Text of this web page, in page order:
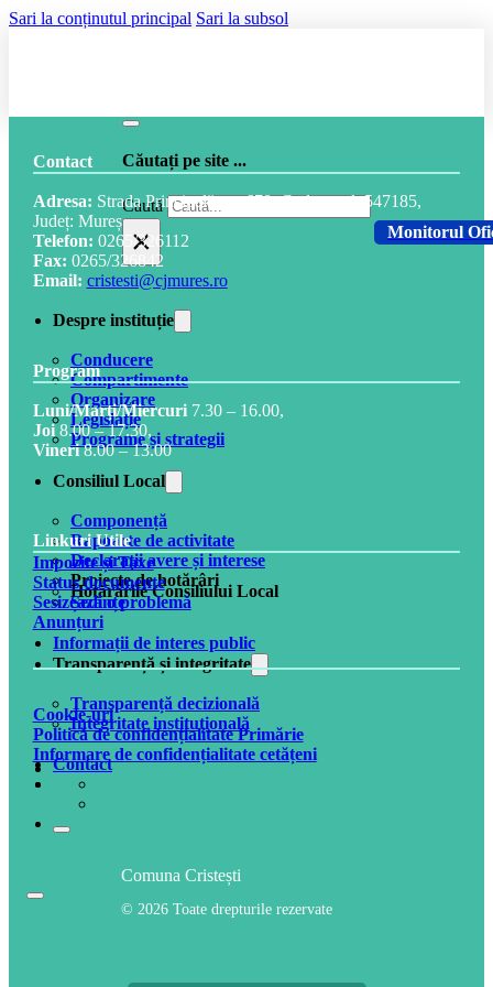
Sari la conținutul principal Sari la subsol
Căutați pe site ...
Caută
×
Despre instituție
Conducere
Compartimente
Organizare
Legislație
Programe și strategii
Consiliul Local
Componență
Rapoarte de activitate
Declarații avere și interese
Proiecte de hotărâri
Hotărârile Consiliului Local
Ședințe
Informații de interes public
Transparență și integritate
Transparență decizională
Integritate instituțională
Contact
Monitorul
Contact
Adresa: Strada Principală, nr. 678, Cod postal: 547185,
Județ: Mureș
Telefon: 0265/326112
Fax: 0265/326842
Email: cristesti@cjmures.ro
Program
Luni/Marți/Miercuri7.30 – 16.00,
Joi8.00 – 17.30,
Vineri8.00 – 13.00
Linkuri Utile
Impozite și Taxe
Status documente
Sesizează o problemă
Anunțuri
Comuna Cristești
© 2026 Toate drepturile rezervate
Cookie-uri
Politică de confidențialitate Primărie
Informare de confidențialitate cetățeni